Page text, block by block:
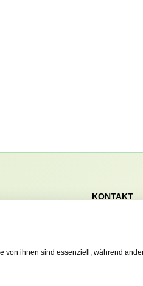
KONTAKT
Tel. 040 / 64
von ihnen sind essenziell, während